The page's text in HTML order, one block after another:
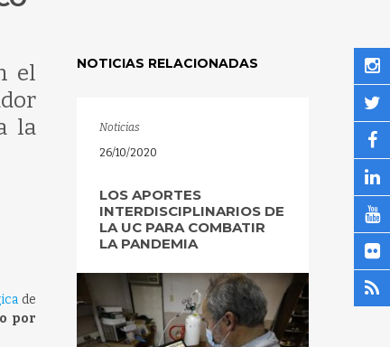
el
la
de
por
NOTICIAS RELACIONADAS
Noticias
26/10/2020
LOS APORTES
INTERDISCIPLINARIOS DE
LA UC PARA COMBATIR
LA PANDEMIA